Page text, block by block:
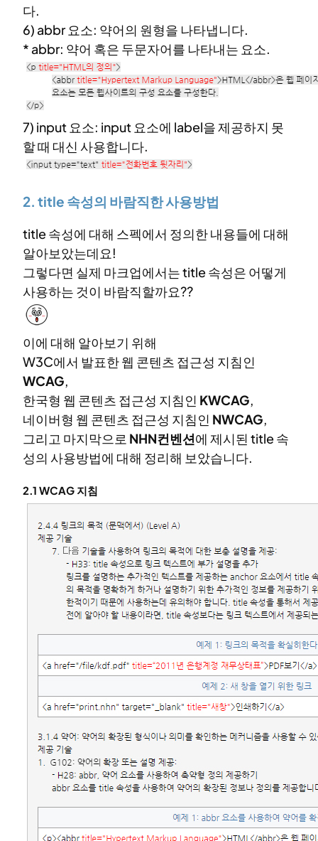
다.
6) abbr 요소: 약어의 원형을 나타냅니다.
* abbr: 약어 혹은 두문자어를 나타내는 요소.
7) input 요소: input 요소에 label을 제공하지 못
할 때 대신 사용합니다.
2. title 속성의 바람직한 사용방법
title 속성에 대해 스펙에서 정의한 내용들에 대해
알아보았는데요!
그렇다면 실제 마크업에서는 title 속성은 어떻게
사용하는 것이 바람직할까요??
이에 대해 알아보기 위해
W3C에서 발표한 웹 콘텐츠 접근성 지침인
WCAG,
한국형 웹 콘텐츠 접근성 지침인 KWCAG,
네이버형 웹 콘텐츠 접근성 지침인 NWCAG,
그리고 마지막으로 NHN컨벤션에 제시된 title 속
성의 사용방법에 대해 정리해 보았습니다.
2.1 WCAG 지침